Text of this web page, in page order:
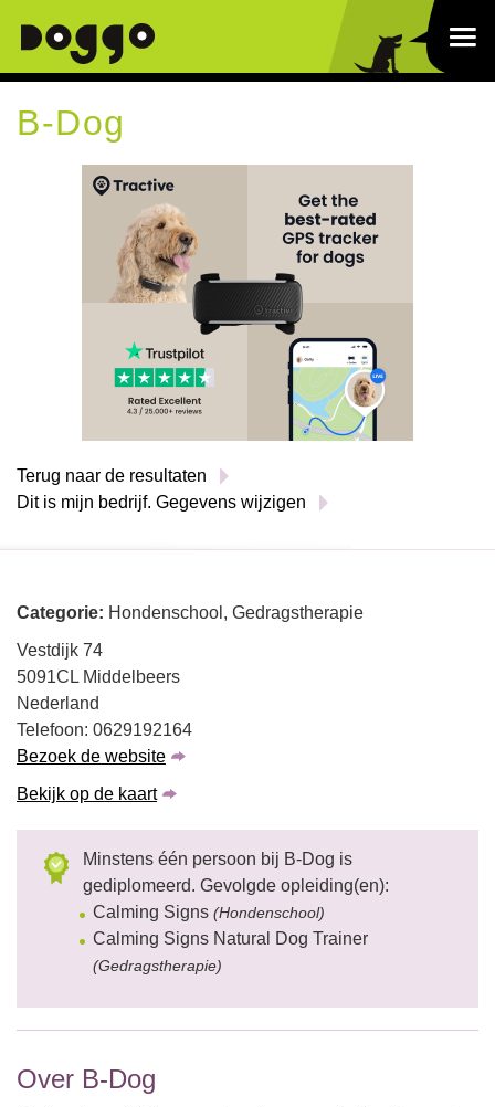
B-Dog
Terug naar de resultaten
Dit is mijn bedrijf. Gegevens wijzigen
Categorie: Hondenschool, Gedragstherapie
Vestdijk 74
5091CL Middelbeers
Nederland
Telefoon: 0629192164
Bezoek de website
Bekijk op de kaart
Minstens één persoon bij B-Dog is
gediplomeerd. Gevolgde opleiding(en):
Calming Signs (Hondenschool)
Calming Signs Natural Dog Trainer
(Gedragstherapie)
Over B-Dog